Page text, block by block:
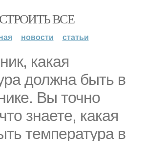
СТРОИТЬ ВСЕ
новости статьи
какая
должна быть в
Вы точно
знаете, какая
температура в